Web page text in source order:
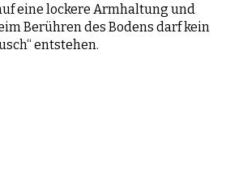
eine lockere Armhaltung und
Berühren des Bodens darf kein
entstehen.